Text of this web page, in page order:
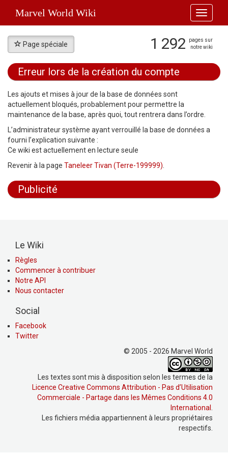
Toggle
Marvel World Wiki
Page spéciale 1 292
pages sur
notre wiki
Erreur lors de la création du compte
Les ajouts et mises à jour de la base de données sont
actuellement bloqués, probablement pour permettre la
maintenance de la base, après quoi, tout rentrera dans l’ordre.
L’administrateur système ayant verrouillé la base de données a
fourni l’explication suivante :
Ce wiki est actuellement en lecture seule
Revenir à la page Taneleer Tivan (Terre-199999).
Publicité
Le Wiki
Règles
Commencer à contribuer
Notre API
Nous contacter
Social
Facebook
Twitter
© 2005 - 2026 Marvel World
Les textes sont mis à disposition selon les termes de la
Licence Creative Commons Attribution - Pas d’Utilisation
Commerciale - Partage dans les Mêmes Conditions 4.0
International .
Les fichiers média appartiennent à leurs propriétaires
respectifs.